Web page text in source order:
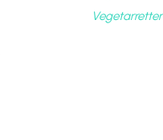
Vegetarretter